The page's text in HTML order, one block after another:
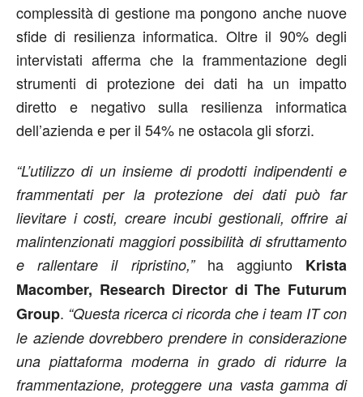
complessità di gestione ma pongono anche nuove
sfide di resilienza informatica. Oltre il 90% degli
intervistati afferma che la frammentazione degli
strumenti di protezione dei dati ha un impatto
diretto e negativo sulla resilienza informatica
dell’azienda e per il 54% ne ostacola gli sforzi.
“L’utilizzo di un insieme di prodotti indipendenti e
frammentati per la protezione dei dati può far
lievitare i costi, creare incubi gestionali, offrire ai
malintenzionati maggiori possibilità di sfruttamento
e rallentare il ripristino,”ha aggiunto Krista
Macomber, Research Director di The Futurum
Group. “Questa ricerca ci ricorda che i team IT con
le aziende dovrebbero prendere in considerazione
una piattaforma moderna in grado di ridurre la
frammentazione, proteggere una vasta gamma di